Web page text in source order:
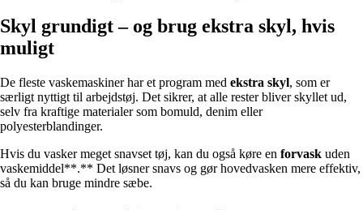
Skyl grundigt – og brug ekstra skyl, hvis
muligt
De fleste vaskemaskiner har et program med ekstra skyl, som er
særligt nyttigt til arbejdstøj. Det sikrer, at alle rester bliver skyllet ud,
selv fra kraftige materialer som bomuld, denim eller
polyesterblandinger.
Hvis du vasker meget snavset tøj, kan du også køre en forvask uden
vaskemiddel**.** Det løsner snavs og gør hovedvasken mere effektiv,
så du kan bruge mindre sæbe.